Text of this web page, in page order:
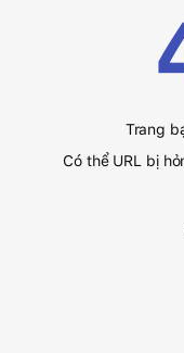
Trang
Có thể URL bị